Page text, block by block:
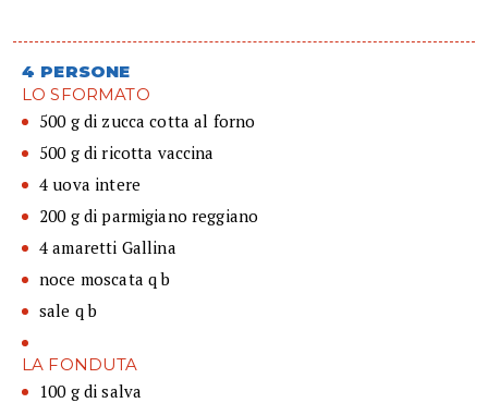
4 PERSONE
LO SFORMATO
500 g di zucca cotta al forno
500 g di ricotta vaccina
4 uova intere
200 g di parmigiano reggiano
4 amaretti Gallina
noce moscata q b
sale q b
LA FONDUTA
100 g di salva